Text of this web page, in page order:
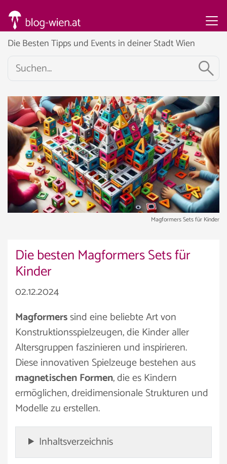
Die Besten Tipps und Events in deiner Stadt Wien
Magformers Sets für Kinder
Die besten Magformers Sets für
Kinder
02.12.2024
Magformerssind eine beliebte Art von
Konstruktionsspielzeugen, die Kinder aller
Altersgruppen faszinieren und inspirieren.
Diese innovativen Spielzeuge bestehen aus
magnetischen Formen, die es Kindern
ermöglichen, dreidimensionale Strukturen und
Modelle zu erstellen.
Inhaltsverzeichnis